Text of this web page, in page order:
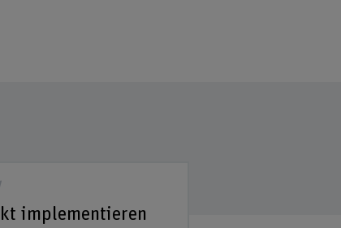
implementieren